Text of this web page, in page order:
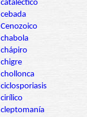
cataléctico
cebada
Cenozoico
chabola
chápiro
chigre
chollonca
ciclosporiasis
cirílico
cleptomanía